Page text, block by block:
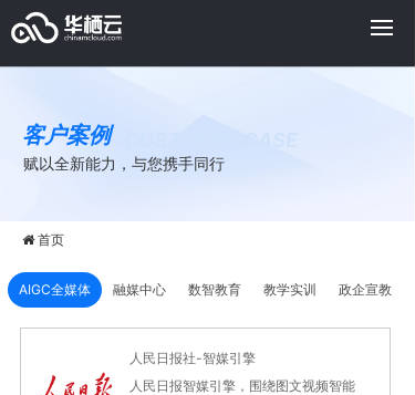
客户案例
赋以全新能力，与您携手同行
首页
AIGC全媒体 融媒中心 数智教育 教学实训 政企宣教
人民日报社-智媒引擎
人民日报智媒引擎，围绕图文视频智能